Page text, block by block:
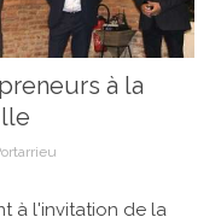
à la
à l'invitation de la